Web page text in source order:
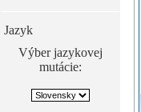
Jazyk
Výber jazykovej
mutácie: